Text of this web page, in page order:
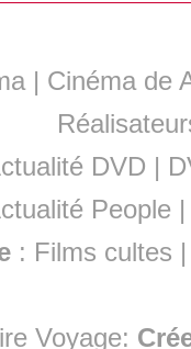
| Cinéma de
DVD |
People
: Films cultes
Voyage: